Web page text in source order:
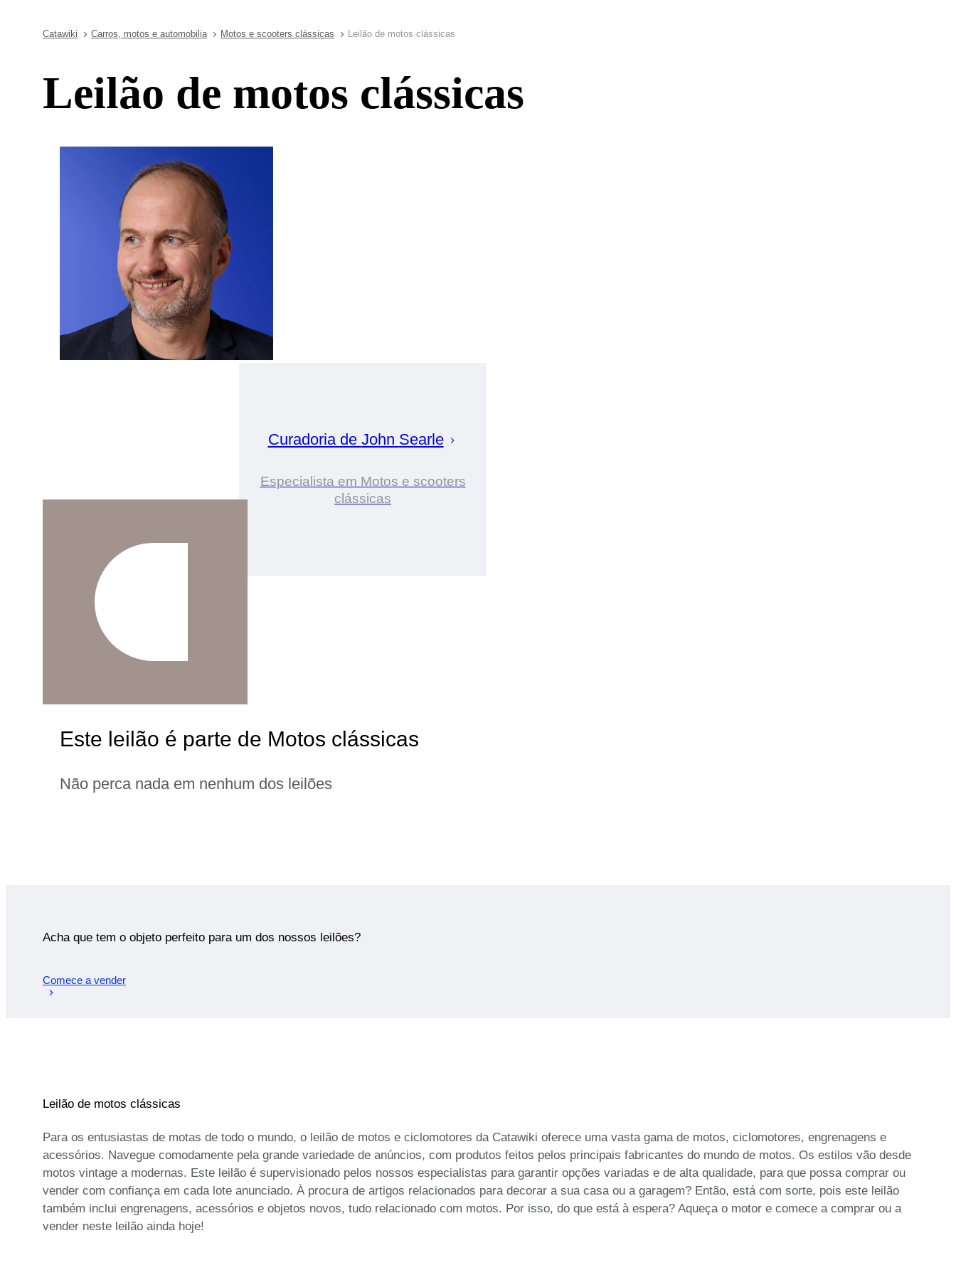
Catawiki Carros, motos e automobilia Motos e scooters clássicas Leilão de motos clássicas
Leilão de motos clássicas
Curadoria de John Searle
Especialista em Motos e scooters
clássicas
Este leilão é parte de Motos clássicas
Não perca nada em nenhum dos leilões
Acha que tem o objeto perfeito para um dos nossos leilões?
Comece a vender
Leilão de motos clássicas
Para os entusiastas de motas de todo o mundo, o leilão de motos e ciclomotores da Catawiki oferece uma vasta gama de motos, ciclomotores, engrenagens e
acessórios. Navegue comodamente pela grande variedade de anúncios, com produtos feitos pelos principais fabricantes do mundo de motos. Os estilos vão desde
motos vintage a modernas. Este leilão é supervisionado pelos nossos especialistas para garantir opções variadas e de alta qualidade, para que possa comprar ou
vender com confiança em cada lote anunciado. À procura de artigos relacionados para decorar a sua casa ou a garagem? Então, está com sorte, pois este leilão
também inclui engrenagens, acessórios e objetos novos, tudo relacionado com motos. Por isso, do que está à espera? Aqueça o motor e comece a comprar ou a
vender neste leilão ainda hoje!